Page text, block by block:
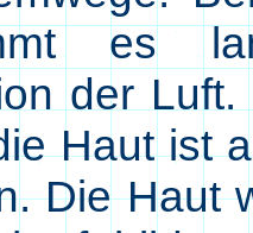
es
der
Haut ist
Die Haut